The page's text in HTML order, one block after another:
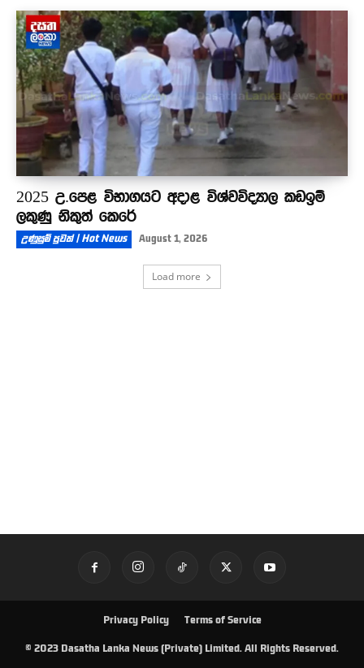
2025 උ.පෙළ විභාගයට අදාළ විශ්වවිද්‍යාල කඩඉම්
ලකුණු නිකුත් කෙරේ
උණුසුම් පුවත් | Hot News August 1, 2026
Load more
Privacy Policy Terms of Service
© 2023 Dasatha Lanka News (Private) Limited. All Rights Reserved.